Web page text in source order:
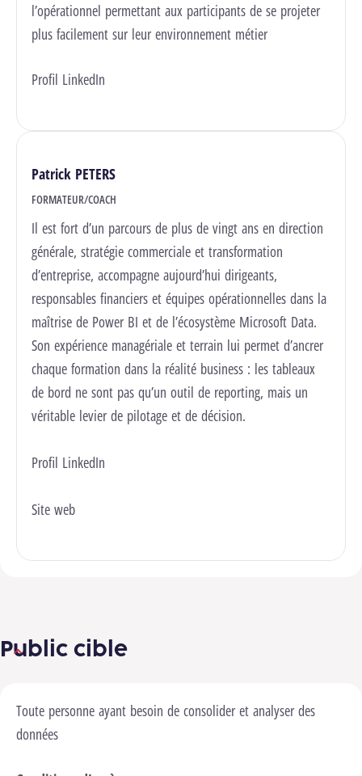
l’opérationnel permettant aux participants de se projeter
plus facilement sur leur environnement métier
Profil LinkedIn
Patrick PETERS
FORMATEUR/COACH
Il est fort d’un parcours de plus de vingt ans en direction
générale, stratégie commerciale et transformation
d’entreprise, accompagne aujourd’hui dirigeants,
responsables financiers et équipes opérationnelles dans la
maîtrise de Power BI et de l’écosystème Microsoft Data.
Son expérience managériale et terrain lui permet d’ancrer
chaque formation dans la réalité business : les tableaux
de bord ne sont pas qu’un outil de reporting, mais un
véritable levier de pilotage et de décision.
Profil LinkedIn
Site web
Public cible
Toute personne ayant besoin de consolider et analyser des
données